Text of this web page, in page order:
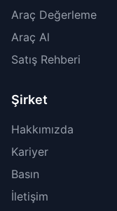
Araç Değerleme
Araç Al
Satış Rehberi
Şirket
Hakkımızda
Kariyer
Basın
İletişim